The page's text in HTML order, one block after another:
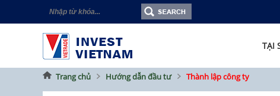
TẠI
Trang chủ Hướng dẫn đầu tư Thành lập công ty